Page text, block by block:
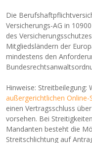
Die
Versicherungs-AG in
des
Mitgliedsländern der
mindestens den
Hinweise: Streitbeilegung:
außergerichtlichen Online-
einen Vertragsschluss
vorsehen. Bei
Mandanten besteht die
Streitschlichtung auf